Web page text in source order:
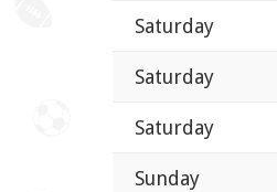
Saturday
Saturday
Saturday
Sunday